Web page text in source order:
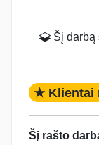
Šį darbą
★ Klientai
Šį rašto